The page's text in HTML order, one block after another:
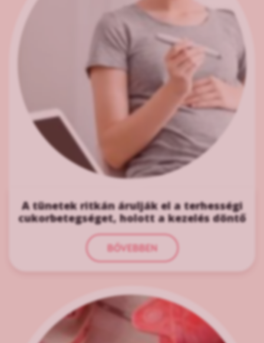
A tünetek ritkán árulják el a terhességi
cukorbetegséget, holott a kezelés döntő
BŐVEBBEN